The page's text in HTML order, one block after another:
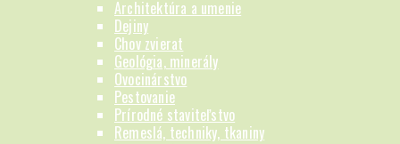
Architektúra a umenie
Dejiny
Chov zvierat
Geológia, minerály
Ovocinárstvo
Pestovanie
Prírodné staviteľstvo
Remeslá, techniky, tkaniny